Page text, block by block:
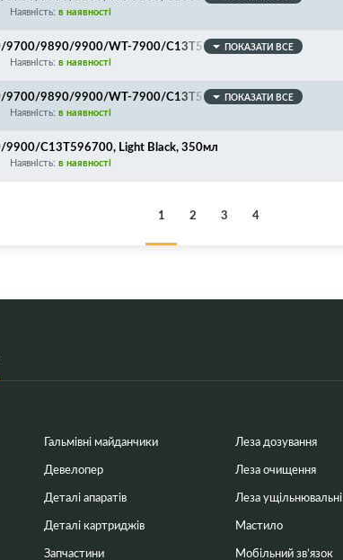
Наявність: в наявності
9700/9890/9900/WT-7900/C13T596200, Cyan, 350
ПОКАЗАТИ ВСЕ
Наявність: в наявності
9700/9890/9900/WT-7900/C13T596300, Vivid Mage
ПОКАЗАТИ ВСЕ
Наявність: в наявності
C13T596700, Light Black, 350мл
Наявність: в наявності
1 2 3 4
Гальмівні майданчики
Девелопер
Деталі апаратів
Деталі картриджів
Запчастини
Леза дозування
Леза очищення
Леза ущільнювальні
Мастило
Мобільний зв’язок